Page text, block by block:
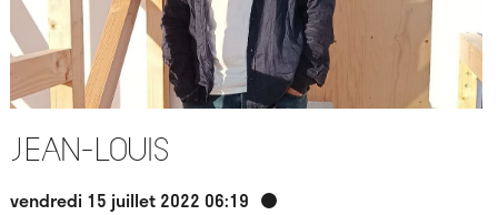
Jean-Louis
vendredi 15 juillet 2022 06:19